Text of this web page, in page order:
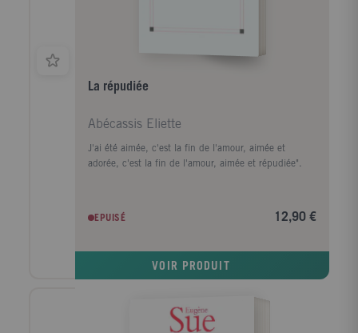
La répudiée
Abécassis Eliette
J'ai été aimée, c'est la fin de l'amour, aimée et
adorée, c'est la fin de l'amour, aimée et répudiée".
EPUISÉ 12,90 €
VOIR PRODUIT